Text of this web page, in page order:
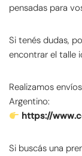
pensadas para
Si tenés dudas,
encontrar el talle
Realizamos
Argentino:
https://
Si buscás una